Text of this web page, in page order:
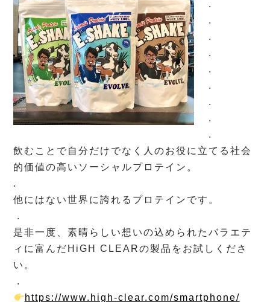
.
.
.
.
.
.
.
.
.
飲むことで自分だけでなく人のお役に立てる社会
的価値の高いソーシャルプロテイン。
.
他にはない世界に誇れるプロテインです。
.
是非一度、素晴らしい想いの込められたバラエテ
ィに富んだHiGH CLEARの製品をお試しくださ
い。
.
https://www.high-clear.com/smartphone/